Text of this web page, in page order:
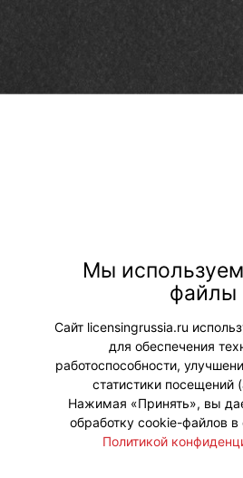
Мы
файлы
Сайт licensingrussia.ru
для обеспечения
работоспособности,
статистики посещений
Нажимая «Принять», вы
обработку cookie-файлов в
Политикой